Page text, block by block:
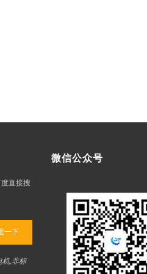
直接搜
一下
机,非标
微信公众号